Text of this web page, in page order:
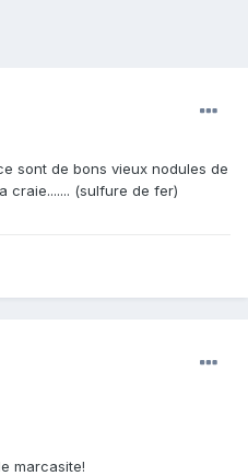
sont de bons vieux nodules de
craie....... (sulfure de fer)
marcasite!